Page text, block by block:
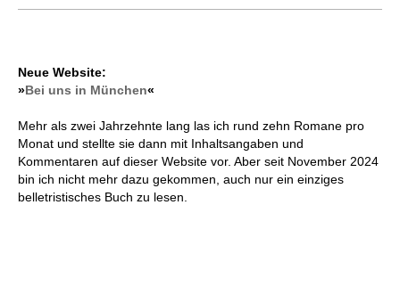
Neue Website:
»Bei uns in München«
Mehr als zwei Jahrzehnte lang las ich rund zehn Romane pro
Monat und stellte sie dann mit Inhaltsangaben und
Kommentaren auf dieser Website vor. Aber seit November 2024
bin ich nicht mehr dazu gekommen, auch nur ein einziges
belletristisches Buch zu lesen.